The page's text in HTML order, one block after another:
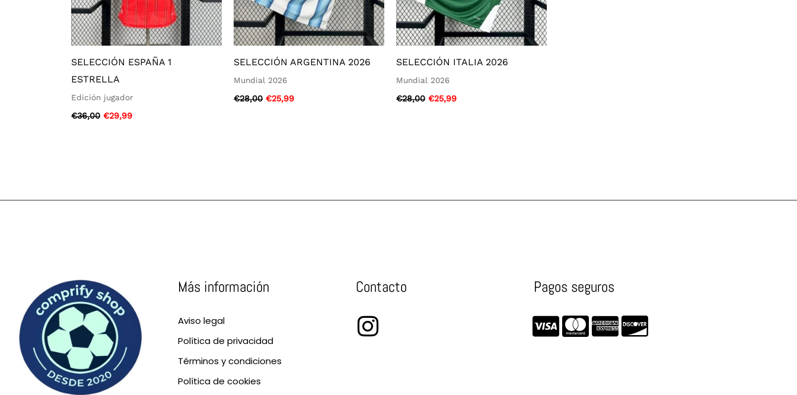
SELECCIÓN ESPAÑA 1
ESTRELLA
Edición jugador
€36,00 €29,99
SELECCIÓN ARGENTINA 2026
Mundial 2026
€28,00 €25,99
SELECCIÓN ITALIA 2026
Mundial 2026
€28,00 €25,99
Más información
Aviso legal
Política de privacidad
Términos y condiciones
Política de cookies
Contacto Pagos seguros